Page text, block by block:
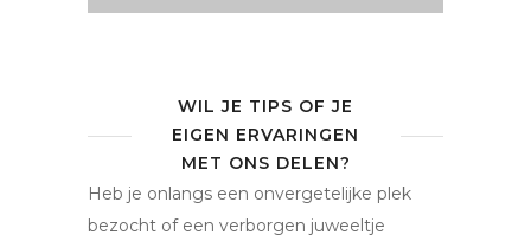
WIL JE TIPS OF JE
EIGEN ERVARINGEN
MET ONS DELEN?
Heb je onlangs een onvergetelijke plek
bezocht of een verborgen juweeltje